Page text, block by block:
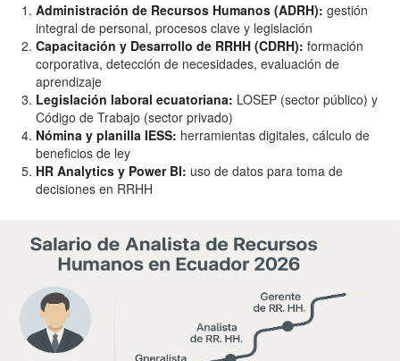
Administración de Recursos Humanos (ADRH): gestión
integral de personal, procesos clave y legislación
Capacitación y Desarrollo de RRHH (CDRH): formación
corporativa, detección de necesidades, evaluación de
aprendizaje
Legislación laboral ecuatoriana: LOSEP (sector público) y
Código de Trabajo (sector privado)
Nómina y planilla IESS: herramientas digitales, cálculo de
beneficios de ley
HR Analytics y Power BI: uso de datos para toma de
decisiones en RRHH